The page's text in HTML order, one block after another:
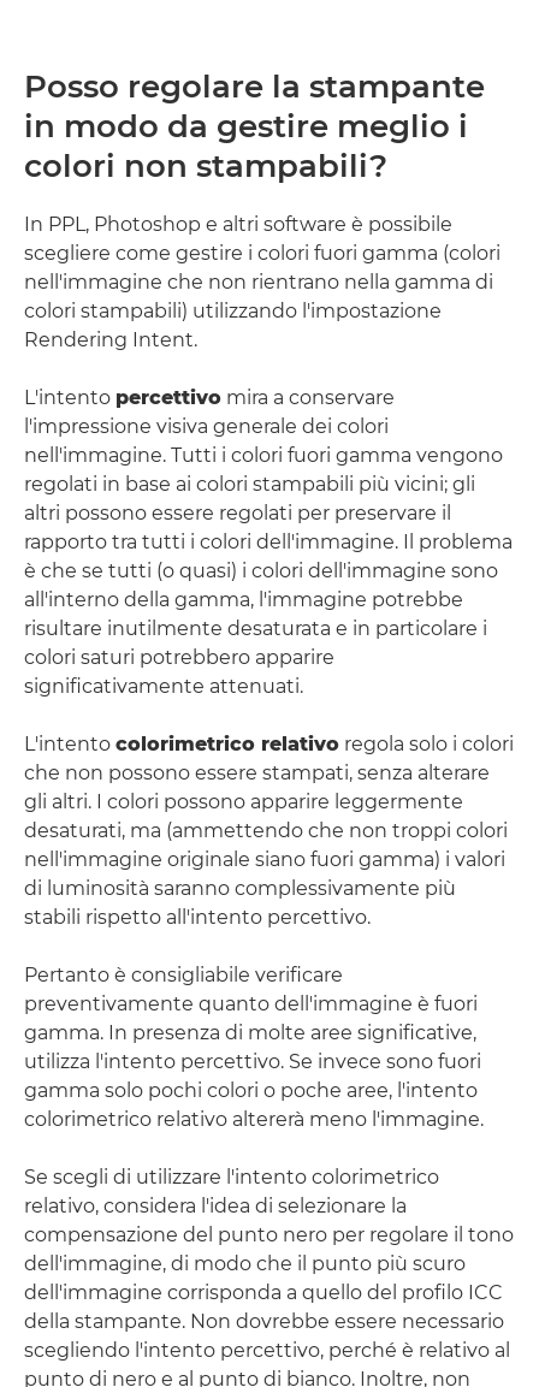
Posso regolare la stampante
in modo da gestire meglio i
colori non stampabili?
In PPL, Photoshop e altri software è possibile
scegliere come gestire i colori fuori gamma (colori
nell'immagine che non rientrano nella gamma di
colori stampabili) utilizzando l'impostazione
Rendering Intent.
L'intento percettivo mira a conservare
l'impressione visiva generale dei colori
nell'immagine. Tutti i colori fuori gamma vengono
regolati in base ai colori stampabili più vicini; gli
altri possono essere regolati per preservare il
rapporto tra tutti i colori dell'immagine. Il problema
è che se tutti (o quasi) i colori dell'immagine sono
all'interno della gamma, l'immagine potrebbe
risultare inutilmente desaturata e in particolare i
colori saturi potrebbero apparire
significativamente attenuati.
L'intento colorimetrico relativo regola solo i colori
che non possono essere stampati, senza alterare
gli altri. I colori possono apparire leggermente
desaturati, ma (ammettendo che non troppi colori
nell'immagine originale siano fuori gamma) i valori
di luminosità saranno complessivamente più
stabili rispetto all'intento percettivo.
Pertanto è consigliabile verificare
preventivamente quanto dell'immagine è fuori
gamma. In presenza di molte aree significative,
utilizza l'intento percettivo. Se invece sono fuori
gamma solo pochi colori o poche aree, l'intento
colorimetrico relativo altererà meno l'immagine.
Se scegli di utilizzare l'intento colorimetrico
relativo, considera l'idea di selezionare la
compensazione del punto nero per regolare il tono
dell'immagine, di modo che il punto più scuro
dell'immagine corrisponda a quello del profilo ICC
della stampante. Non dovrebbe essere necessario
scegliendo l'intento percettivo, perché è relativo al
punto di nero e al punto di bianco. Inoltre, non